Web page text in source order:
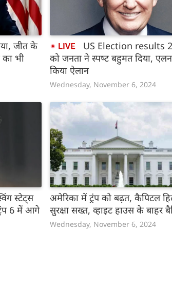
जीत के
का भी
को जनता ने स्पष्‍ट बहुमत दिया,
किया ऐलान
Wednesday, November 6, 2024
स्टेट्स
6 में आगे
अमेरिका में ट्रंप को बढ़त, कैपिटल
सुरक्षा सख्‍त, व्हाइट हाउस के बाहर
Wednesday, November 6, 2024